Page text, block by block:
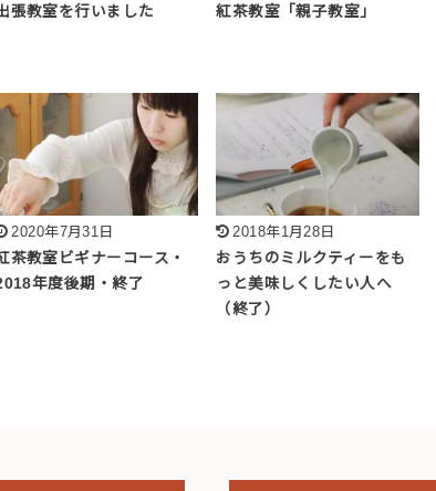
張教室を行いました
紅茶教室「親子教室」
2020年7月31日
茶教室ビギナーコース・
年度後期・終了
2018年1月28日
おうちのミルクティーをも
っと美味しくしたい人へ
（終了）